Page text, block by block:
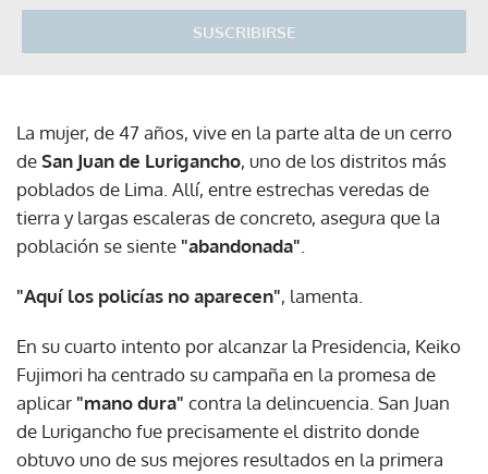
SUSCRIBIRSE
La mujer, de 47 años, vive en la parte alta de un cerro
deSan Juan de Lurigancho, uno de los distritos más
poblados de Lima. Allí, entre estrechas veredas de
tierra y largas escaleras de concreto, asegura que la
población se siente "abandonada"
"Aquí los policías no aparecen", lamenta.
En su cuarto intento por alcanzar la Presidencia, Keiko
Fujimori ha centrado su campaña en la promesa de
aplicar "mano dura" contra la delincuencia. San Juan
de Lurigancho fue precisamente el distrito donde
obtuvo uno de sus mejores resultados en la primera